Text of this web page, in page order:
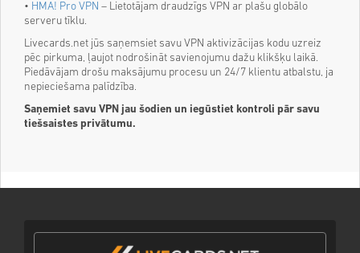
• HMA! Pro VPN – Lietotājam draudzīgs VPN ar plašu globālo
serveru tīklu.
Livecards.net jūs saņemsiet savu VPN aktivizācijas kodu uzreiz
pēc pirkuma, ļaujot nodrošināt savienojumu dažu klikšķu laikā.
Piedāvājam drošu maksājumu procesu un 24/7 klientu atbalstu, ja
nepieciešama palīdzība.
Saņemiet savu VPN jau šodien un iegūstiet kontroli pār savu
tiešsaistes privātumu.